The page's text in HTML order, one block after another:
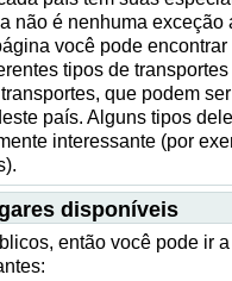
não é nenhuma exceção
você pode
tipos de transportes
que podem
país. Alguns tipos
interessante (por
disponíveis
então você pode ir